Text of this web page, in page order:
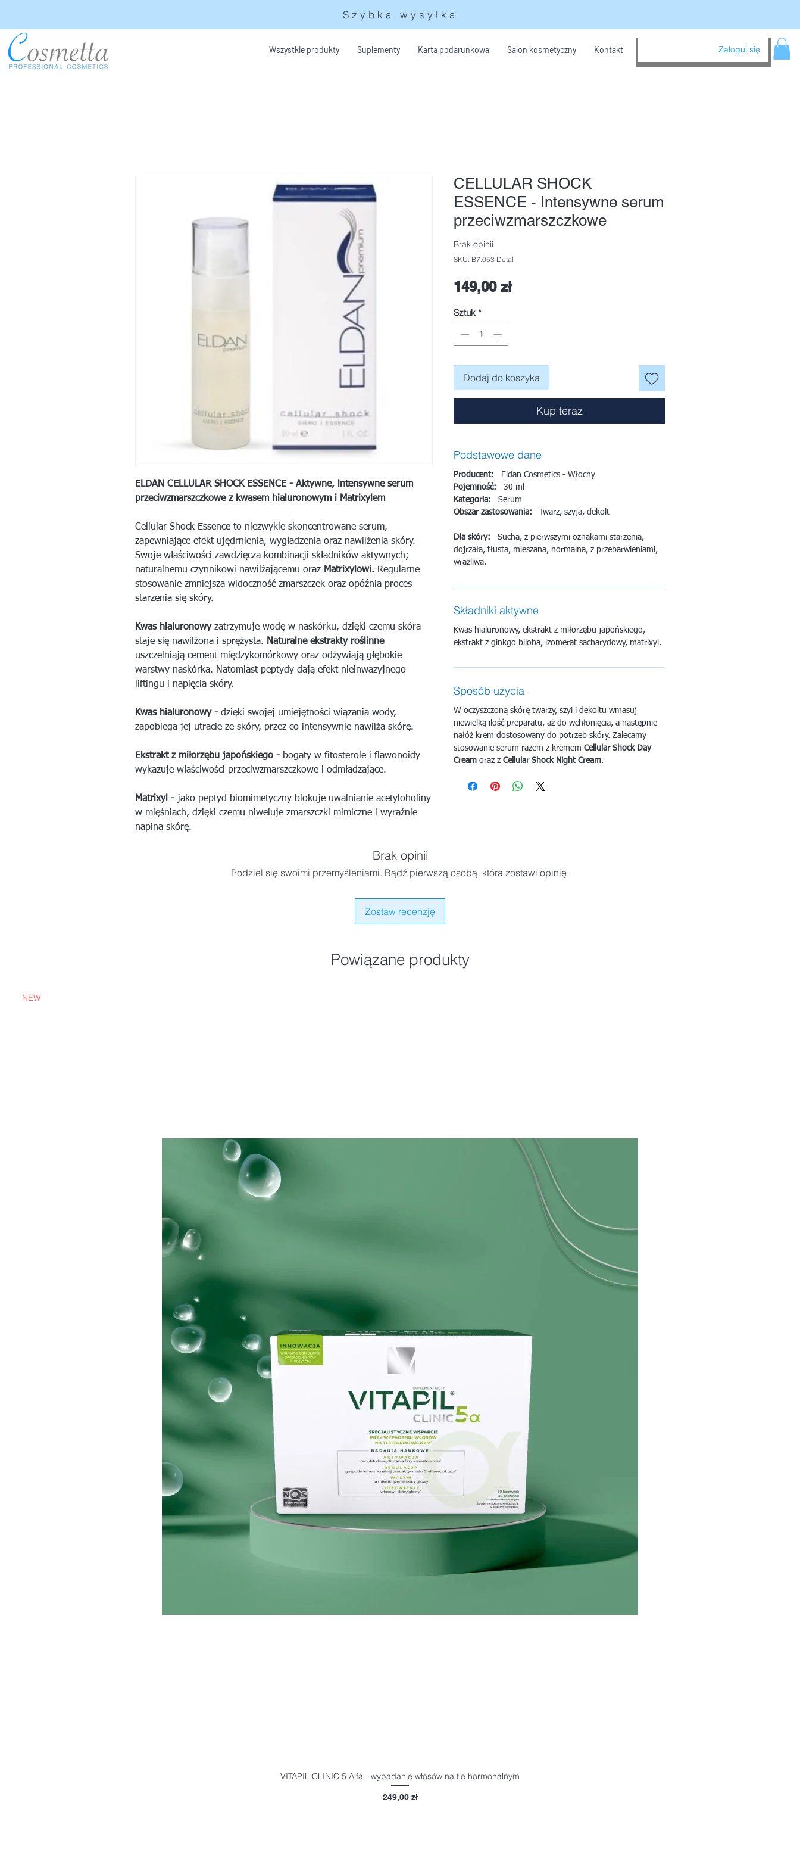
Szybka wysyłka
Wszystkie produkty Suplementy Karta podarunkowa Salon kosmetyczny Kontakt Zaloguj się
ELDAN CELLULAR SHOCK ESSENCE - Aktywne, intensywne serum
przeciwzmarszczkowe z kwasem hialuronowym i Matrixylem
Cellular Shock Essencе to niezwykle skoncentrowane serum,
zapewniające efekt ujędrnienia, wygładzenia oraz nawilżenia skóry.
Swoje właściwości zawdzięcza kombinacji składników aktywnych;
naturalnemu czynnikowi nawilżającemu oraz Matrixylowi. Regularne
stosowanie zmniejsza widoczność zmarszczek oraz opóźnia proces
starzenia się skóry.
Kwas hialuronowyzatrzymuje wodę w naskórku, dzięki czemu skóra
staje się nawilżona i sprężysta. Naturalne ekstrakty roślinne
uszczelniają cement międzykomórkowy oraz odżywiają głębokie
warstwy naskórka. Natomiast peptydy dają efekt nieinwazyjnego
liftingu i napięcia skóry.
Kwas hialuronowy - dzięki swojej umiejętności wiązania wody,
zapobiega jej utracie ze skóry, przez co intensywnie nawilża skórę.
Ekstrakt z miłorzębu japońskiego - bogaty w fitosterole i flawonoidy
wykazuje właściwości przeciwzmarszczkowe i odmładzające.
Matrixyl - jako peptyd biomimetyczny blokuje uwalnianie acetyloholiny
w mięśniach, dzięki czemu niweluje zmarszczki mimiczne i wyraźnie
napina skórę.
CELLULAR SHOCK
ESSENCE - Intensywne serum
przeciwzmarszczkowe
Brak opinii
SKU: B7.053 Detal
149,00 złCena
Sztuk *
Dodaj do koszyka
Kup teraz
Podstawowe dane
Producent: Eldan Cosmetics - Włochy
Pojemność: 30 ml
Kategoria: Serum
Obszar zastosowania: Twarz, szyja, dekolt
Dla skóry: Sucha, z pierwszymi oznakami starzenia,
dojrzała, tłusta, mieszana, normalna, z przebarwieniami,
wrażliwa.
Składniki aktywne
Kwas hialuronowy, ekstrakt z miłorzębu japońskiego,
ekstrakt z ginkgo biloba, izomerat sacharydowy, matrixyl.
Sposób użycia
W oczyszczoną skórę twarzy, szyi i dekoltu wmasuj
niewielką ilość preparatu, aż do wchłonięcia, a następnie
nałóż krem dostosowany do potrzeb skóry. Zalecamy
stosowanie serum razem z kremem Cellular Shock Day
Cream oraz z Cellular Shock Night Cream.
Brak opinii
Podziel się swoimi przemyśleniami. Bądź pierwszą osobą, która zostawi opinię.
Zostaw recenzję
Powiązane produkty
Podgląd
NEW
VITAPIL CLINIC 5 Alfa - wypadanie włosów na tle hormonalnym
Cena
249,00 zł